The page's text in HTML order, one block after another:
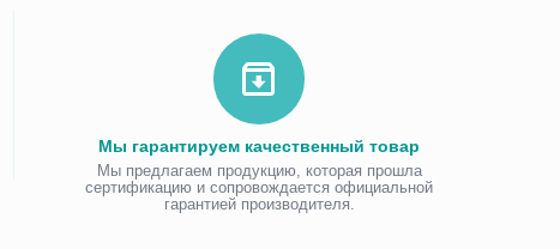
Мы гарантируем качественный товар
Мы предлагаем продукцию, которая прошла
сертификацию и сопровождается официальной
гарантией производителя.